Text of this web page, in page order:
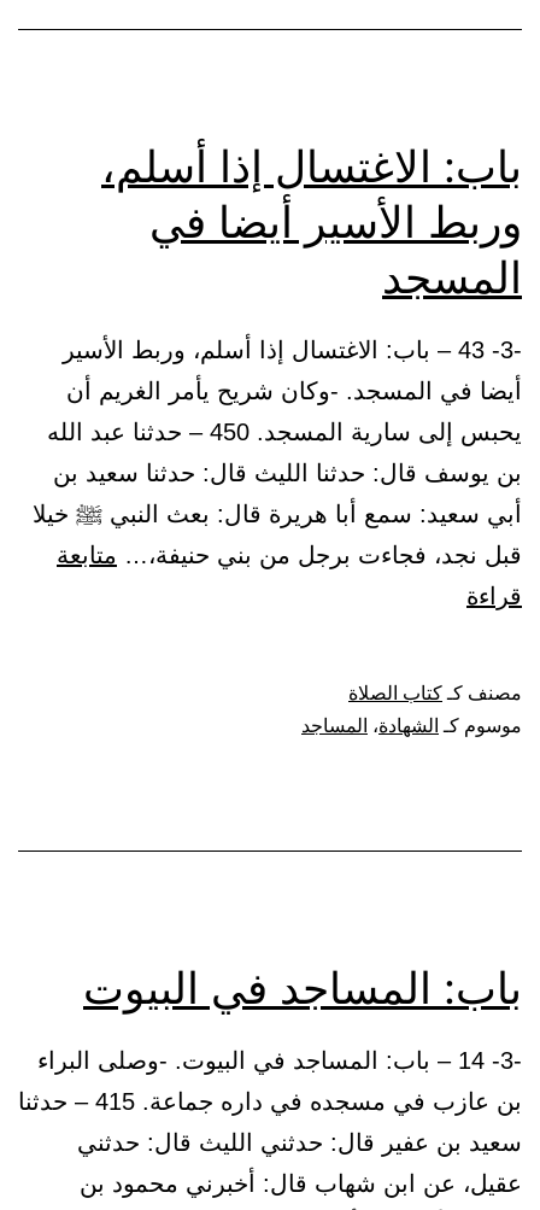
باب: الاغتسال إذا أسلم،
وربط الأسير أيضا في
المسجد
-3- 43 – باب: الاغتسال إذا أسلم، وربط الأسير
أيضا في المسجد. -وكان شريح يأمر الغريم أن
يحبس إلى سارية المسجد. 450 – حدثنا عبد الله
بن يوسف قال: حدثنا الليث قال: حدثنا سعيد بن
أبي سعيد: سمع أبا هريرة قال: بعث النبي ﷺ خيلا
قبل نجد، فجاءت برجل من بني حنيفة،… متابعة
قراءة
أسلم،
مصنف كـكتاب الصلاة
موسوم كـ الشهادة، المساجد
باب: المساجد في البيوت
-3- 14 – باب: المساجد في البيوت. -وصلى البراء
بن عازب في مسجده في داره جماعة. 415 – حدثنا
سعيد بن عفير قال: حدثني الليث قال: حدثني
عقيل، عن ابن شهاب قال: أخبرني محمود بن